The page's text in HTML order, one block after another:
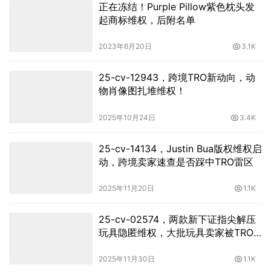
正在冻结！Purple Pillow紫色枕头发
起商标维权，后附名单
2023年6月20日 3.1K
25-cv-12943，跨境TRO新动向，动
物肖像图扎堆维权！
2025年10月24日 3.4K
25-cv-14134，Justin Bua版权维权启
动，跨境卖家速查是否踩中TRO雷区
2025年11月20日 1.1K
25-cv-02574，两款新下证指尖解压
玩具隐匿维权，大批玩具卖家被TRO
2025年11月30日 1.1K